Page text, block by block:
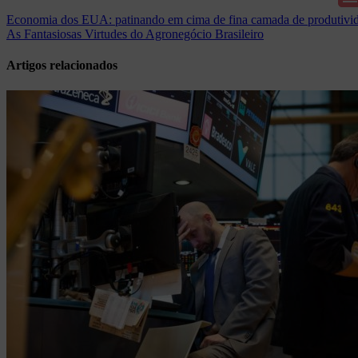
Navegação
de
Post
Economia dos EUA: patinando em cima de fina camada de
As Fantasiosas Virtudes do Agronegócio Brasileiro
Artigos relacionados